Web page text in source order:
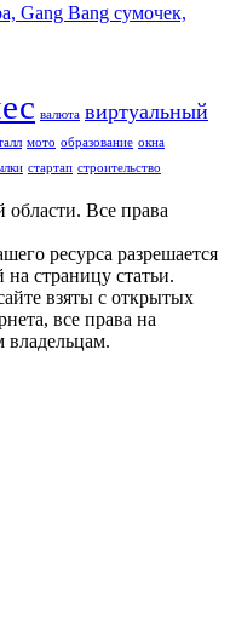
Gang Bang сумочек,
валюта виртуальный
мото образование окна
стартап строительство
области. Все права
ресурса разрешается
страницу статьи.
взяты с открытых
все права на
владельцам.